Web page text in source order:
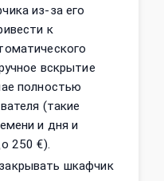
из‑за его
к
вскрытие
полностью
(такие
и дня и
250 €).
шкафчик